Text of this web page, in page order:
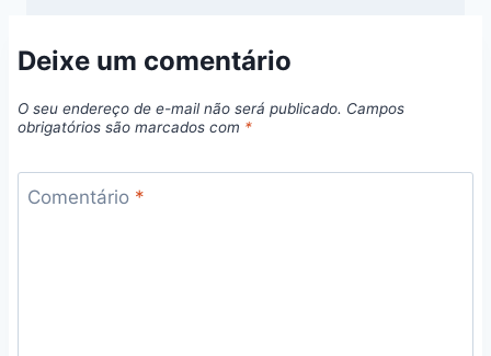
Deixe um comentário
O seu endereço de e-mail não será publicado. Campos
obrigatórios são marcados com *
Comentário *